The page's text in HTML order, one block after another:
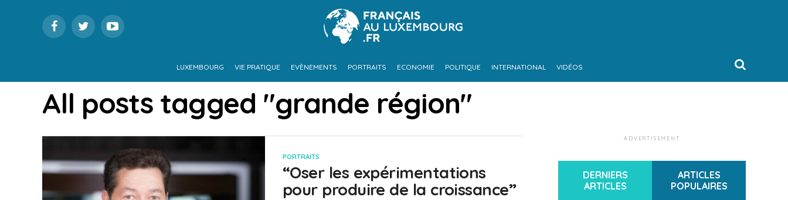
LUXEMBOURG VIE PRATIQUE EVÈNEMENTS PORTRAITS ECONOMIE POLITIQUE INTERNATIONAL VIDÉOS
All posts tagged "grande région"
PORTRAITS
“Oser les expérimentations
pour produire de la croissance”
ADVERTISEMENT
DERNIERS
ARTICLES
ARTICLES
POPULAIRES